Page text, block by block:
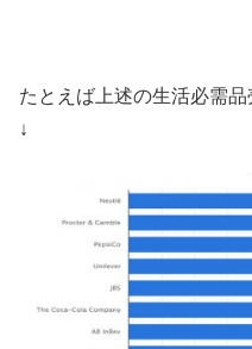
たとえば上述の生活必需
↓